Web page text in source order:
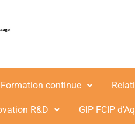
Formation continue
R&D GIP FCIP